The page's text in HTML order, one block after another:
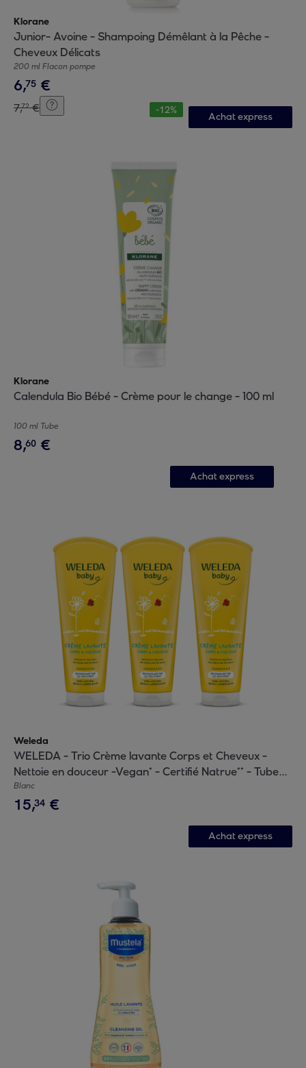
Klorane
Junior- Avoine - Shampoing Démêlant à la Pêche -
Cheveux Délicats
200 ml Flacon pompe
6,75 €
7,72 € -12%
Achat express
Klorane
Calendula Bio Bébé - Crème pour le change - 100 ml
100 ml Tube
8,60 €
Achat express
Weleda
WELEDA - Trio Crème lavante Corps et Cheveux -
Nettoie en douceur -Vegan* - Certifié Natrue** - Tube
200 ml x 3
Blanc
15,34 €
Achat express